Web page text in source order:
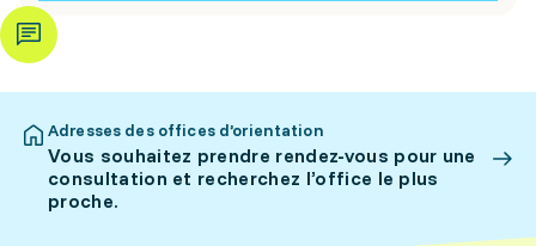
Adresses des offices d’orientation
Vous souhaitez prendre rendez-vous pour une
consultation et recherchez l’office le plus
proche.